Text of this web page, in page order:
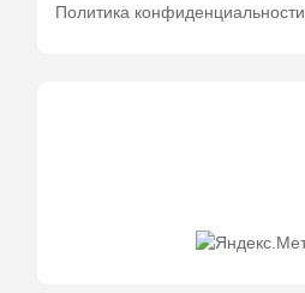
Политика конфиденциальности